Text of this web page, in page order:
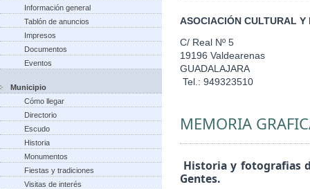
Información general
Tablón de anuncios
Impresos
Documentos
Eventos
Municipio
Cómo llegar
Directorio
Escudo
Historia
Monumentos
Fiestas y tradiciones
Visitas de interés
ASOCIACIÓN CULTURAL Y
C/ Real Nº 5
19196 Valdearenas
GUADALAJARA
Tel.: 949323510
MEMORIA
Historia y fotografias
Gentes.